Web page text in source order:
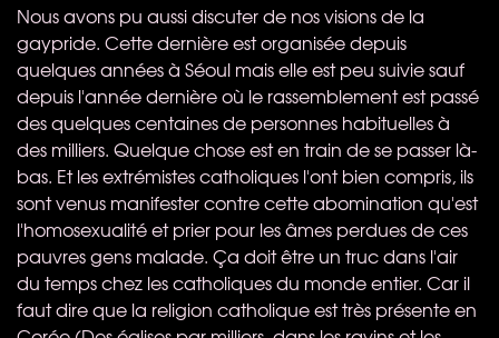
Nous avons pu aussi discuter de nos visions de la
gaypride. Cette dernière est organisée depuis
quelques années à Séoul mais elle est peu suivie sauf
depuis l'année dernière où le rassemblement est passé
des quelques centaines de personnes habituelles à
des milliers. Quelque chose est en train de se passer là-
bas. Et les extrémistes catholiques l'ont bien compris, ils
sont venus manifester contre cette abomination qu'est
l'homosexualité et prier pour les âmes perdues de ces
pauvres gens malade. Ça doit être un truc dans l'air
du temps chez les catholiques du monde entier. Car il
faut dire que la religion catholique est très présente en